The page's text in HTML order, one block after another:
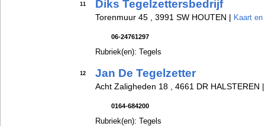
11 Diks Tegelzettersbedrijf
Torenmuur 45 , 3991 SW HOUTEN | Kaart en
06-24761297
Rubriek(en): Tegels
12 Jan De Tegelzetter
Acht Zaligheden 18 , 4661 DR HALSTEREN
0164-684200
Rubriek(en): Tegels